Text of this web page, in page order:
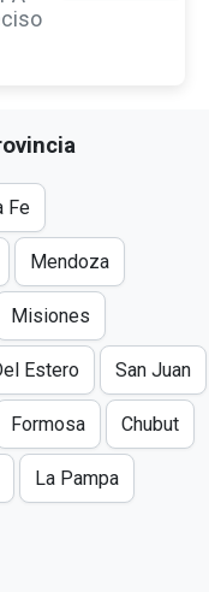
Fe
Mendoza
Misiones
Estero San Juan
Formosa Chubut
La Pampa